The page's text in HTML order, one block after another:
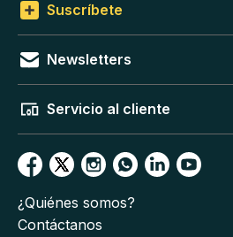
Suscríbete
Newsletters
Servicio al cliente
¿Quiénes somos?
Contáctanos